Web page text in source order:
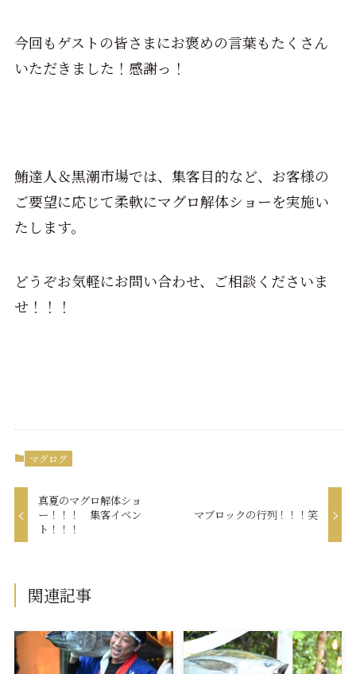
今回もゲストの皆さまにお褒めの言葉もたくさん
いただきました！感謝っ！
鮪達人＆黒潮市場では、集客目的など、お客様の
ご要望に応じて柔軟にマグロ解体ショーを実施い
たします。
どうぞお気軽にお問い合わせ、ご相談くださいま
せ！！！
マグログ
真夏のマグロ解体ショ
ー！！！ 集客イベン
ト！！！
マブロックの行列！！！笑
関連記事